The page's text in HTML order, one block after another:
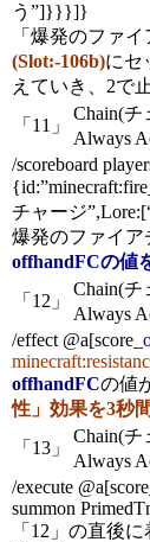
う”]}}}]}
「爆発のファ
(Slot:-106b)にセ
えていき、2で
「11」
Chain(チ
Always
/scoreboard
チャージ
爆発のファイア
offhandFCの値
「12」
Chain(チ
Always
/effect @a[score_
offhandFCの値
性」効果を3秒間
「13」
Chain(チ
Always
/execute @a[score_
summon
「12」の直後